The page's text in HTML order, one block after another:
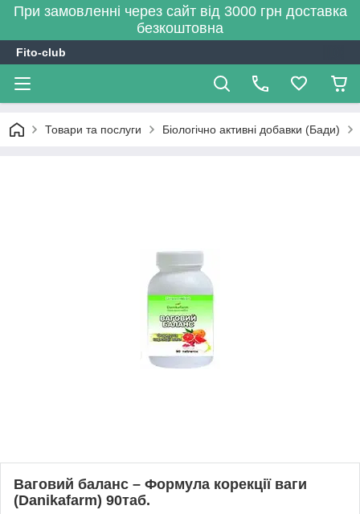
При замовленні через сайт від 3000 грн доставка
безкоштовна
Fito-club
Товари та послуги Біологічно активні добавки (Бади)
Ваговий баланс – Формула корекції ваги
(Danikafarm) 90таб.